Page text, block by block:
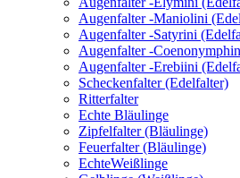
Augenfalter -Maniolini
Augenfalter -Satyrini
Augenfalter -
Augenfalter -Erebiini
Scheckenfalter (Edelfalter)
Ritterfalter
Echte Bläulinge
Zipfelfalter (Bläulinge)
Feuerfalter (Bläulinge)
EchteWeißlinge